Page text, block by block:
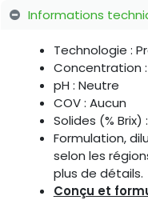
Informations
Technologie :
Concentration
pH : Neutre
COV : Aucun
Solides (% Brix)
Formulation,
selon les
plus de détails.
Conçu et